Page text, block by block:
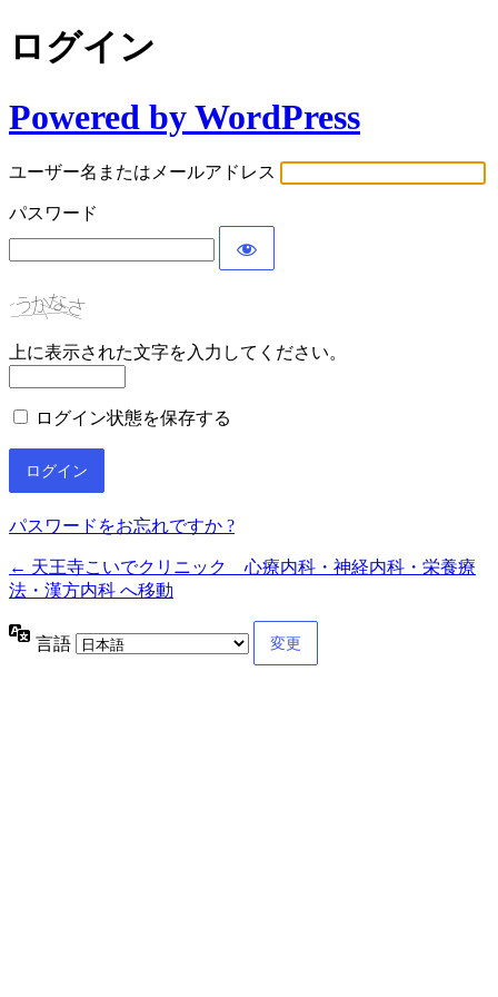
ログイン
Powered by WordPress
ユーザー名またはメールアドレス
パスワード
上に表示された文字を入力してください。
ログイン状態を保存する
パスワードをお忘れですか ?
← 天王寺こいでクリニック 心療内科・神経内科・栄養療
法・漢方内科 へ移動
言語